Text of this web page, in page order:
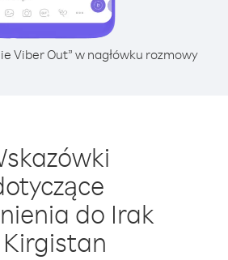
Viber Out” w nagłówku rozmowy
do Irak
Kirgistan